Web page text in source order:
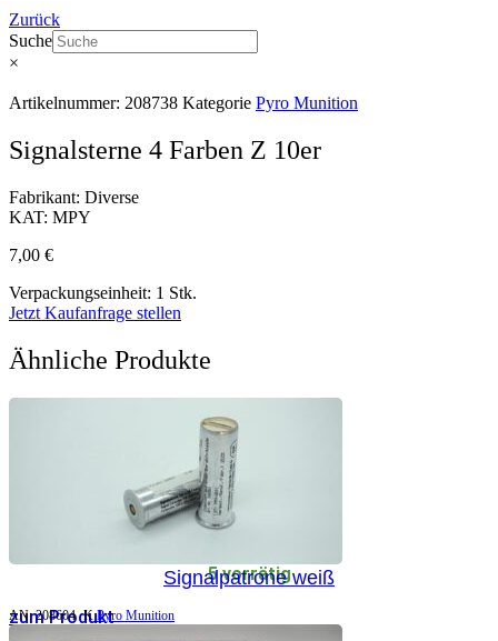
Zurück
Suche
×
Artikelnummer: 208738 Kategorie Pyro Munition
Signalsterne 4 Farben Z 10er
Fabrikant: Diverse
KAT: MPY
7,00 €
Verpackungseinheit: 1 Stk.
Jetzt Kaufanfrage stellen
Ähnliche Produkte
5 vorrätig
Signalpatrone weiß
zum Produkt
AN:208604 K Pyro Munition